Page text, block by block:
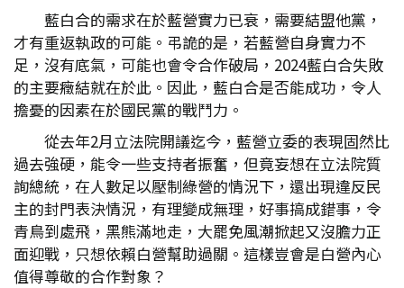
藍白合的需求在於藍營實力已衰，需要結盟他黨，
才有重返執政的可能。弔詭的是，若藍營自身實力不
足，沒有底氣，可能也會令合作破局，2024藍白合失敗
的主要癥結就在於此。因此，藍白合是否能成功，令人
擔憂的因素在於國民黨的戰鬥力。
從去年2月立法院開議迄今，藍營立委的表現固然比
過去強硬，能令一些支持者振奮，但竟妄想在立法院質
詢總統，在人數足以壓制綠營的情況下，還出現違反民
主的封門表決情況，有理變成無理，好事搞成錯事，令
青鳥到處飛，黑熊滿地走，大罷免風潮掀起又沒膽力正
面迎戰，只想依賴白營幫助過關。這樣豈會是白營內心
值得尊敬的合作對象？